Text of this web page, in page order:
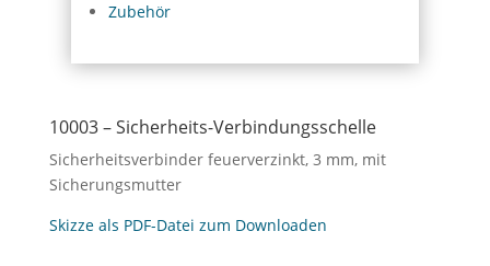
Zubehör
10003 – Sicherheits-Verbindungsschelle
Sicherheitsverbinder feuerverzinkt, 3 mm, mit
Sicherungsmutter
Skizze als PDF-Datei zum Downloaden